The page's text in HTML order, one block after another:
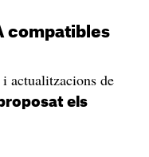
compatibles
actualitzacions de
proposat els